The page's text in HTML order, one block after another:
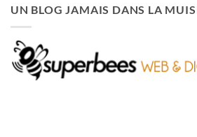
UN BLOG JAMAIS DANS LA